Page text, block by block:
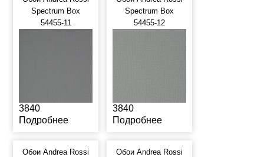
Spectrum Box
54455-11
3840
Подробнее
Spectrum Box
54455-12
3840
Подробнее
Обои Andrea Rossi
Обои Andrea Rossi